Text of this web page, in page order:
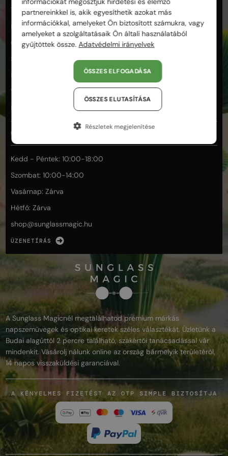
Termékek és minőség
Fizetés és biztonság
Garancia és reklamáció
Segítség a választáshoz
Üzletünk és személyes vásárlás
Vásárlás és rendelés
Elállás
ÜGYFÉLSZOLGÁLAT
Kedd - Péntek: 10:00-18:00
Szombat: 10:00-14:00
Vasárnap: Zárva
Hétfő: Zárva
shop@sunglassmagic.hu
ÜZENETÍRÁS
A Sunglass Magicnél megtalálhatod prémium márkás
napszemüvegek és optikai keretek széles választékát. Üzletünk a
Budai alagúttól 2 percre található, szakértői tanácsadással vár
mindenkit. Vásárolj nálunk online az ország bármelyik területéről,
14 napos visszaküldési garanciával.
A KÉNYELMES FIZETÉST AZ OTP SIMPLE BIZTOSÍTJA
partnereinkkel is, akik egyesíthetik azokat más
információkkal, amelyeket Ön biztosított számukra, vagy
amelyeket a szolgáltatásaik Ön általi használatából
gyűjtöttek össze.Adatvédelmi irányelvek
ÖSSZES ELFOGADÁSA
ÖSSZES ELUTASÍTÁSA
Részletek megjelenítése